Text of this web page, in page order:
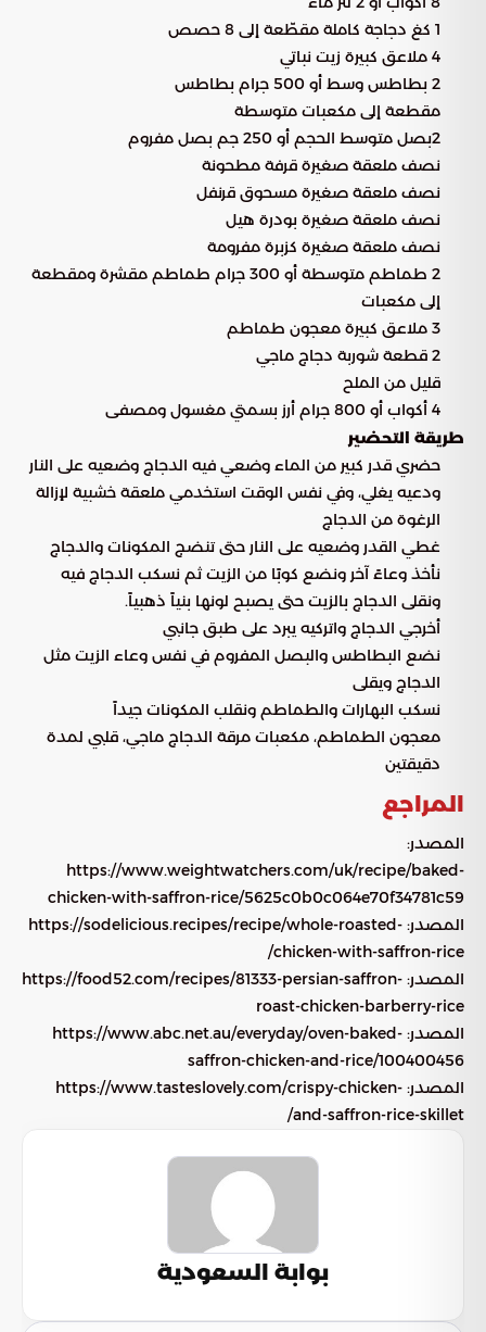
1 كغ دجاجة كاملة مقطّعة إلى 8 حصص
4 ملاعق كبيرة زيت نباتي
2 بطاطس وسط أو 500 جرام بطاطس
مقطعة إلى مكعبات متوسطة
2بصل متوسط ​​الحجم أو 250 جم بصل مفروم
نصف ملعقة صغيرة قرفة مطحونة
نصف ملعقة صغيرة مسحوق قرنفل
نصف ملعقة صغيرة بودرة هيل
نصف ملعقة صغيرة كزبرة مفرومة
2 طماطم متوسطة أو 300 جرام طماطم مقشرة ومقطعة
إلى مكعبات
3 ملاعق كبيرة معجون طماطم
2 قطعة شوربة دجاج ماجي
قليل من الملح
4 أكواب أو 800 جرام أرز بسمتي مغسول ومصفى
طريقة التحضير
حضري قدر كبير من الماء وضعي فيه الدجاج وضعيه على النار
ودعيه يغلي، وفي نفس الوقت استخدمي ملعقة خشبية لإزالة
الرغوة من الدجاج
غطي القدر وضعيه على النار حتى تنضج المكونات والدجاج
نأخذ وعاءً آخر ونضع كوبًا من الزيت ثم نسكب الدجاج فيه
ونقلى الدجاج بالزيت حتى يصبح لونها بنياً ذهبياً.
أخرجي الدجاج واتركيه يبرد على طبق جانبي
نضع البطاطس والبصل المفروم في نفس وعاء الزيت مثل
الدجاج ويقلى
نسكب البهارات والطماطم ونقلب المكونات جيداً
معجون الطماطم، مكعبات مرقة الدجاج ماجي، قلبي لمدة
دقيقتين
المراجع
المصدر:
https://www.weightwatchers.com/uk/recipe/baked-
chicken-with-saffron-rice/5625c0b0c064e70f34781c59
المصدر: https://sodelicious.recipes/recipe/whole-roasted-
chicken-with-saffron-rice/
المصدر: https://food52.com/recipes/81333-persian-saffron-
roast-chicken-barberry-rice
المصدر: https://www.abc.net.au/everyday/oven-baked-
saffron-chicken-and-rice/100400456
المصدر: https://www.tasteslovely.com/crispy-chicken-
and-saffron-rice-skillet/
بوابة السعودية